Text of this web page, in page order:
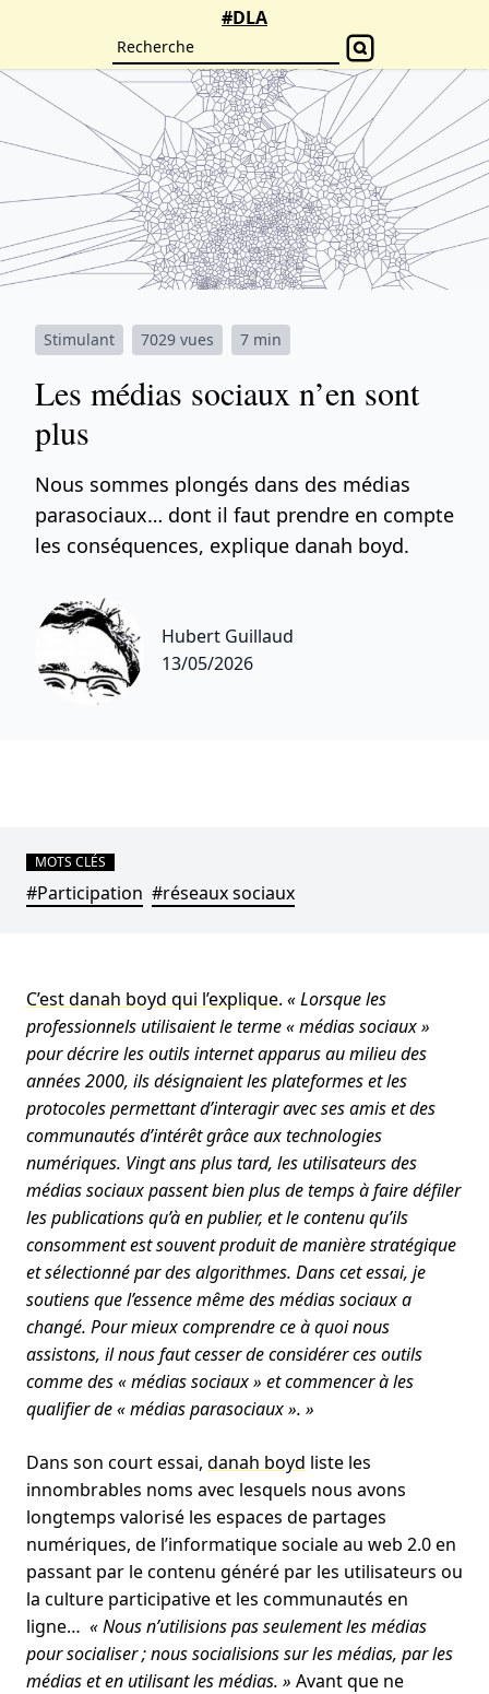
#DLA
Stimulant 7029 vues 7 min
Les médias sociaux n’en sont
plus
Nous sommes plongés dans des médias
parasociaux… dont il faut prendre en compte
les conséquences, explique danah boyd.
Hubert Guillaud
13/05/2026
MOTS CLÉS
#Participation #réseaux sociaux
C’est danah boyd qui l’explique. « Lorsque les
professionnels utilisaient le terme « médias sociaux »
pour décrire les outils internet apparus au milieu des
années 2000, ils désignaient les plateformes et les
protocoles permettant d’interagir avec ses amis et des
communautés d’intérêt grâce aux technologies
numériques. Vingt ans plus tard, les utilisateurs des
médias sociaux passent bien plus de temps à faire défiler
les publications qu’à en publier, et le contenu qu’ils
consomment est souvent produit de manière stratégique
et sélectionné par des algorithmes. Dans cet essai, je
soutiens que l’essence même des médias sociaux a
changé. Pour mieux comprendre ce à quoi nous
assistons, il nous faut cesser de considérer ces outils
comme des « médias sociaux » et commencer à les
qualifier de « médias parasociaux ». »
Dans son court essai, danah boyd liste les
innombrables noms avec lesquels nous avons
longtemps valorisé les espaces de partages
numériques, de l’informatique sociale au web 2.0 en
passant par le contenu généré par les utilisateurs ou
la culture participative et les communautés en
ligne… « Nous n’utilisions pas seulement les médias
pour socialiser ; nous socialisions sur les médias, par les
médias et en utilisant les médias. » Avant que ne